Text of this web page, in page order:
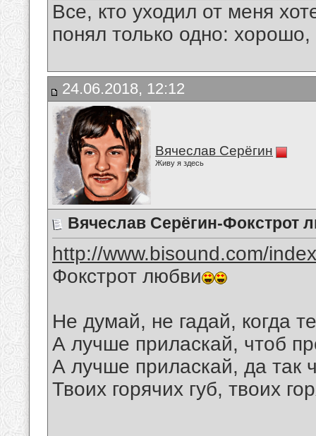
Все, кто уходил от меня
понял только одно:
24.06.2018, 12:12
Вячеслав Серёгин
Живу я здесь
Вячеслав Серёгин-Фокстрот
http://www.bisound.com/
Фокстрот любви
Не думай, не гадай, когда
А лучше приласкай, чтоб
А лучше приласкай, да так
Твоих горячих губ, твоих